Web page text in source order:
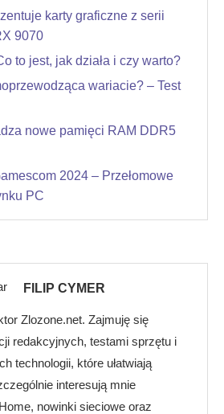
karty graficzne z serii
9070
to jest, jak działa i czy warto?
wariacie? – Test
nowe pamięci RAM DDR5
2024 – Przełomowe
PC
FILIP CYMER
Zlozone.net. Zajmuję się
redakcyjnych, testami sprzętu i
technologii, które ułatwiają
interesują mnie
nowinki sieciowe oraz